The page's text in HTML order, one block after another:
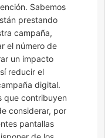
Sabemos
prestando
campaña,
el número de
un impacto
reducir el
digital.
que contribuyen
considerar, por
pantallas